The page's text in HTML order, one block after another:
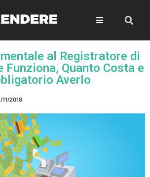
al Registratore di
Funziona, Quanto Costa e
Averlo
11/2018